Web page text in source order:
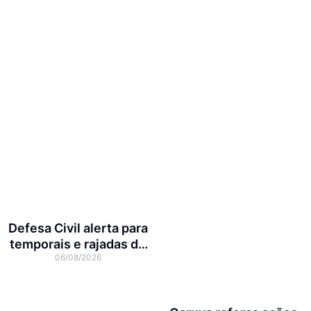
Defesa Civil alerta para
temporais e rajadas de
vento de até 70 km/h em
06/08/2026